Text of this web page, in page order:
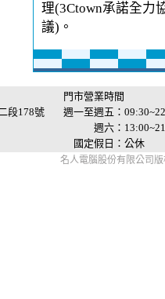
理(3Ctown承諾全力
議)。
段178號
門市營業時間
週一至週五：
週六：
國定假日：公休
名人電腦股份有限公司版